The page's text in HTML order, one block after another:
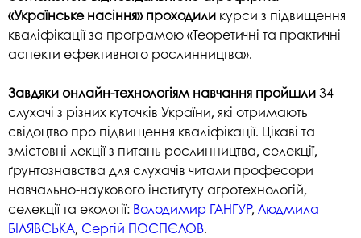
«Українське насіння» проходили курси з підвищення
кваліфікації за програмою «Теоретичні та практичні
аспекти ефективного рослинництва».
Завдяки онлайн-технологіям навчання пройшли34
слухачі з різних куточків України, які отримають
свідоцтво про підвищення кваліфікації. Цікаві та
змістовні лекції з питань рослинництва, селекції,
ґрунтознавства для слухачів читали професори
навчально-наукового інституту агротехнологій,
селекції та екології: Володимир ГАНГУР, Людмила
БІЛЯВСЬКА, Сергій ПОСПЄЛОВ.